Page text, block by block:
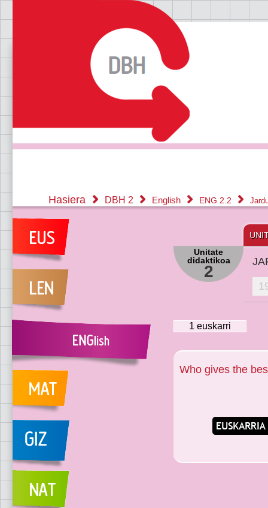
Hasiera DBH 2 English ENG 2.2
Unitate
didaktikoa
2
1 euskarri
Who gives the